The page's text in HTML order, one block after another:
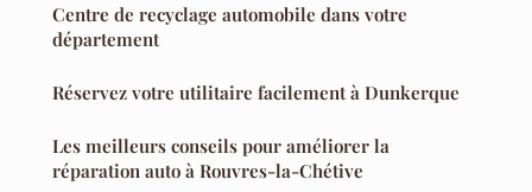
Centre de recyclage automobile dans votre
département
Réservez votre utilitaire facilement à Dunkerque
Les meilleurs conseils pour améliorer la
réparation auto à Rouvres-la-Chétive